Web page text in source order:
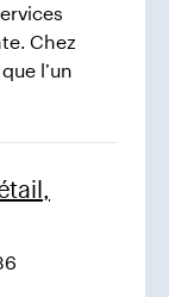
Chez
l’un